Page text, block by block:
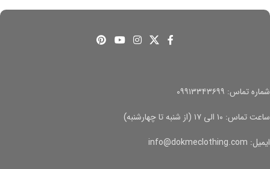
شماره تماس: ۰۹۹۱۳۳۴۳۶۹۹
ساعت تماس: ۱۰ الی ۱۷ (از شنبه تا چهارشنبه)
ایمیل: info@dokmeclothing.com